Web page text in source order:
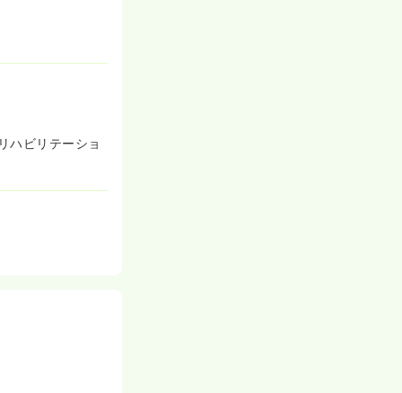
ハビリテーショ